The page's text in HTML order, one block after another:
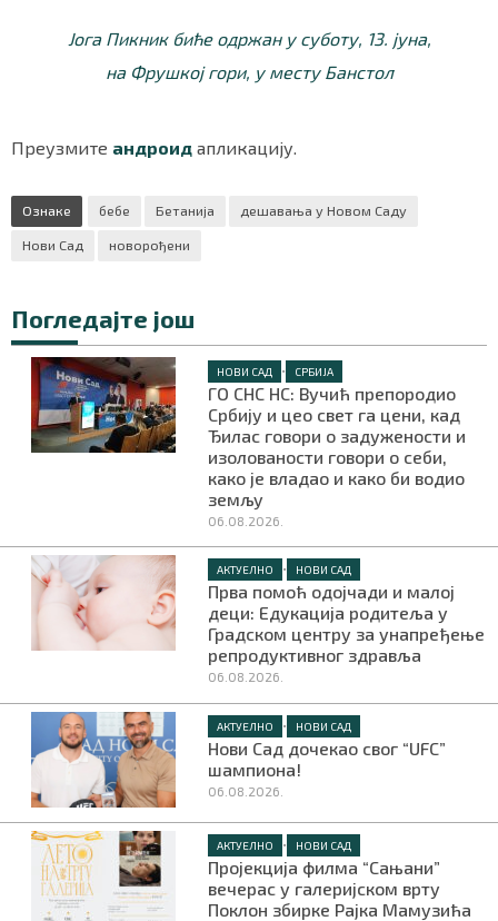
Јога Пикник биће одржан у суботу, 13. јуна,
на Фрушкој гори, у месту Банстол
Преузмите андроид апликацију.
Ознаке бебе Бетанија
дешавања у Новом Саду
Нови Сад
новорођени
Погледајте још
НОВИ САД • СРБИЈА
ГО СНС НС: Вучић препородио
Србију и цео свет га цени, кад
Ђилас говори о задужености и
изолованости говори о себи,
како је владао и како би водио
земљу
06.08.2026.
АКТУЕЛНО • НОВИ САД
Прва помоћ одојчади и малој
деци: Едукација родитеља у
Градском центру за унапређење
репродуктивног здравља
06.08.2026.
АКТУЕЛНО • НОВИ САД
Нови Сад дочекао свог “UFC”
шампиона!
06.08.2026.
АКТУЕЛНО • НОВИ САД
Пројекција филма “Сањани”
вечерас у галеријском врту
Поклон збирке Рајка Мамузића
Маркетинг|Услови коришћења|Политика
ПРЕУЗМИТЕ НАШУ АПЛИКАЦИЈУ